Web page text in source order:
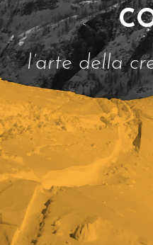
l’arte della